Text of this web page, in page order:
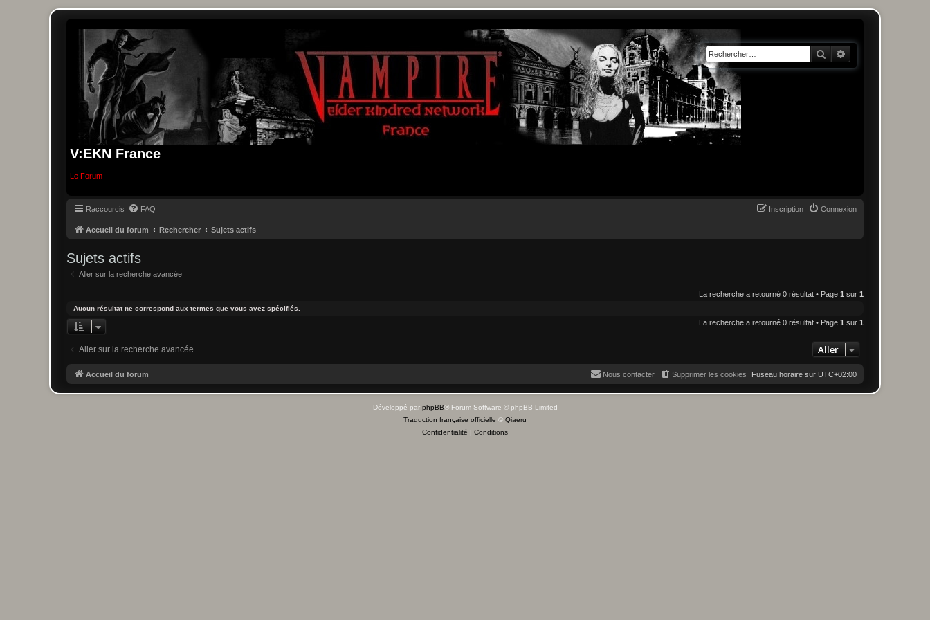
V:EKN France
Le Forum
Rechercher
Raccourcis FAQ Connexion
Inscription
Accueil du forum Rechercher Sujets actifs
Sujets actifs
Aller sur la recherche avancée
La recherche a retourné 0 résultat • Page 1 sur 1
Aucun résultat ne correspond aux termes que vous avez spécifiés.
La recherche a retourné 0 résultat • Page 1 sur 1
Aller sur la recherche avancée Aller
Accueil du forum Fuseau horaire sur UTC+02:00
Supprimer les cookies
Nous contacter
Développé par phpBB® Forum Software © phpBB Limited
Traduction française officielle © Qiaeru
Confidentialité
Conditions